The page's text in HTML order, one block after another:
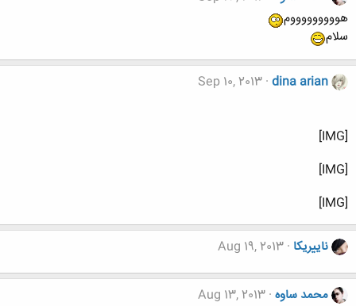
هوووووووووم
سلام
dina arian
Sep 10, 2013
[IMG]
[IMG]
[IMG]
ناییریکا Aug 19, 2013
محمد ساوه Aug 13, 2013